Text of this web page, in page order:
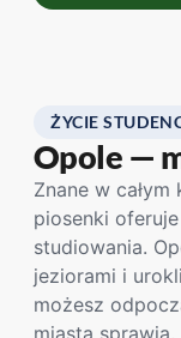
ŻYCIE
Opole —
Znane w
piosenki
studiowania.
jeziorami i
możesz
miasta